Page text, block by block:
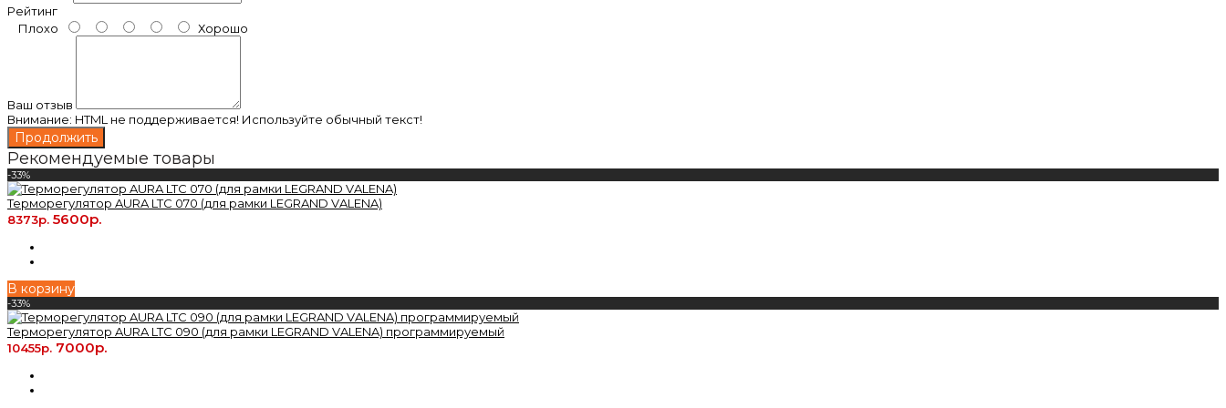
Рейтинг
Плохо
Хорошо
Ваш отзыв
Внимание: HTML не поддерживается! Используйте обычный текст!
Продолжить
Рекомендуемые товары
-33%
Терморегулятор AURA LTC 070 (для рамки LEGRAND VALENA)
8373р. 5600р.
В корзину
-33%
Терморегулятор AURA LTC 090 (для рамки LEGRAND VALENA) программируемый
10455р. 7000р.